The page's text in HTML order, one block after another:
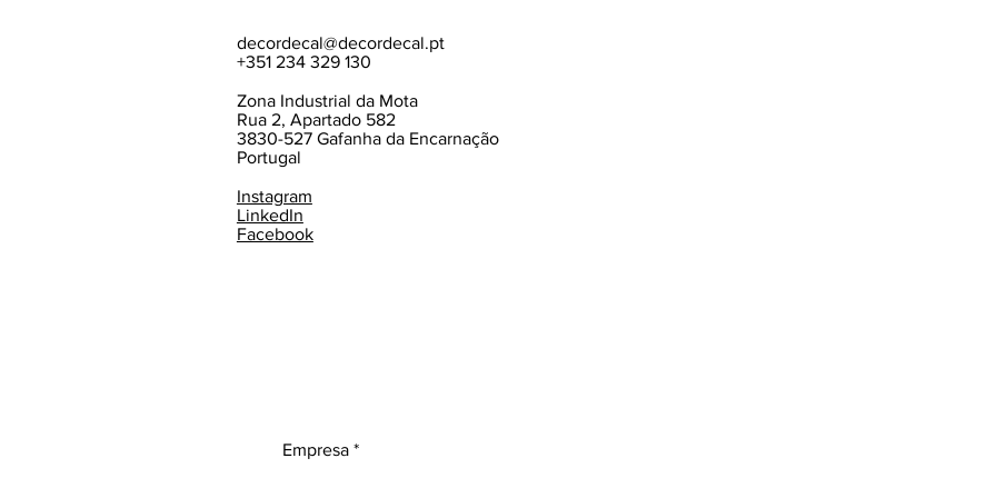
decordecal@decordecal.pt
+351 234 329 130
Zona Industrial da Mota
Rua 2, Apartado 582
3830-527 Gafanha da Encarnação
Portugal
Instagram
LinkedIn
Facebook
Empresa